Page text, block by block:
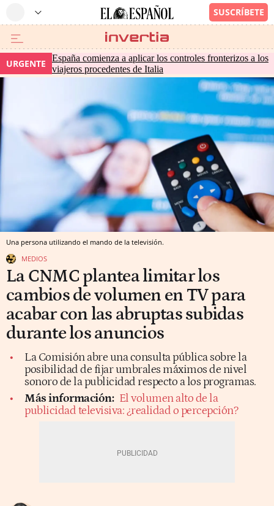
URGENTE
España comienza a aplicar los controles fronterizos a los
viajeros procedentes de Italia
Una persona utilizando el mando de la televisión.
MEDIOS
La CNMC plantea limitar los
cambios de volumen en TV para
acabar con las abruptas subidas
durante los anuncios
La Comisión abre una consulta pública sobre la
posibilidad de fijar umbrales máximos de nivel
sonoro de la publicidad respecto a los programas.
Más información: El volumen alto de la
publicidad televisiva: ¿realidad o percepción?